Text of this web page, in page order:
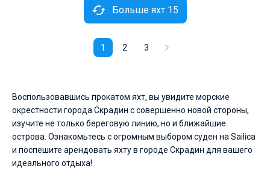
1 2 3
Больше яхт 15
Воспользовавшись прокатом яхт, вы увидите морские
окрестности города Скрадин с совершенно новой стороны,
изучите не только береговую линию, но и ближайшие
острова. Ознакомьтесь с огромным выбором суден на Sailica
и поспешите арендовать яхту в городе Скрадин для вашего
идеального отдыха!